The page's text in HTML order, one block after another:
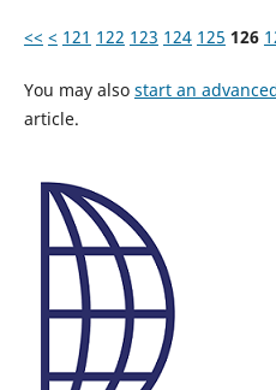
<< < 121 122 123 124 125 126
You may also start an
article.